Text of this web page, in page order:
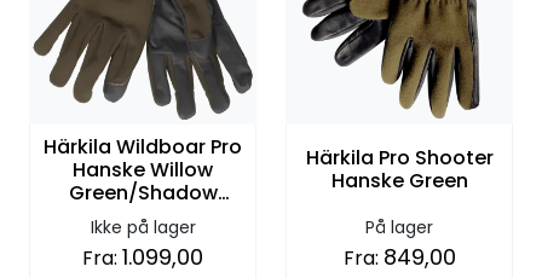
Härkila Wildboar Pro
Hanske Willow
Green/Shadow
Brown
Ikke på lager
Fra: 1.099,00
Härkila Pro Shooter
Hanske Green
På lager
Fra: 849,00